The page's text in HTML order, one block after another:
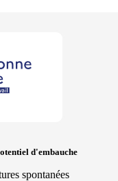
d'embauche
spontanées